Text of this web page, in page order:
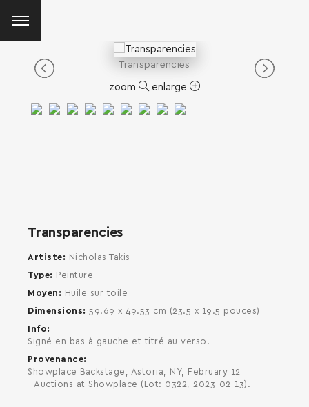
Transparencies
zoom enlarge
Transparencies
Artiste
Nicholas Takis
Type
Peinture
Moyen
Huile sur toile
Dimensions
59.69 x 49.53 cm (23.5 x 19.5 pouces)
Info
Signé en bas à gauche et titré au verso.
Provenance
Showplace Backstage, Astoria, NY, February 12
- Auctions at Showplace (Lot: 0322, 2023-02-13).